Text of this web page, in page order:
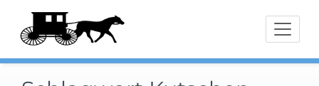
Inhalt
springen